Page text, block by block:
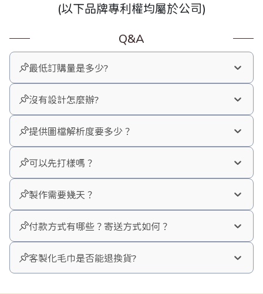
(以下品牌專利權均屬於公司)
Q&A
最低訂購量是多少?
即使只有一條也可以為您量身訂製。
若您有特殊需求以及大量訂製，也歡迎致
電或洽詢官方LINE 【@morino】
沒有設計怎麼辦?
您可以提供圖案、Logo、想呈現的風格
給我們的設計團隊
可為您 排版 或 客製設計（依需求可能加
價），直到您確認為止。
提供圖檔解析度要多少？
AI、PDF 檔案最佳
JPG/PNG 300 dpi
若不確定也可先提供圖檔，我們會協助確
認是否能使用。
可以先打樣嗎？
可以。提供
如需 實體樣品打樣
打樣費，詳細可與客服確認。
製作需要幾天？
一般訂製作業約 45-60天，會依毛巾工
法（刺繡、織造、印刷）與數量不同而調
整。
確認需求後我們會提供更精準交期。
付款方式有哪些？寄送方式如何？
付款方式： 支援匯款、公司採購可開立
發票。
寄送方式： 少量訂製，可宅配到府、超
客製化毛巾是否能退換貨?
客製化產品因無法再次銷售故不提供退換